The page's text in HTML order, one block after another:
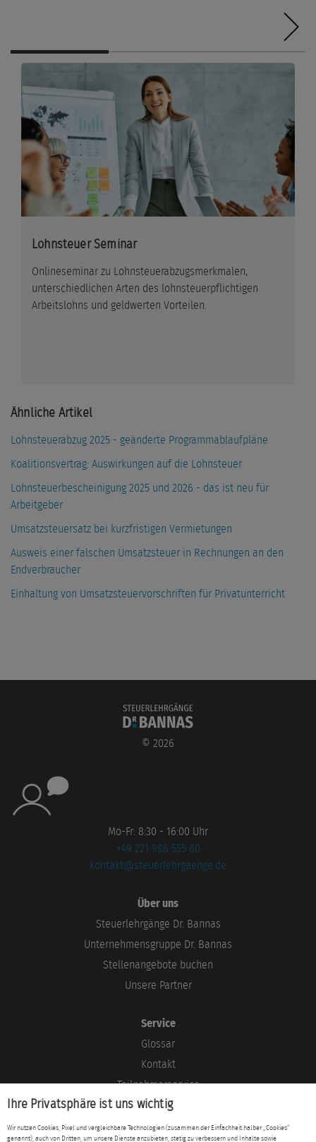
Lohnsteuer Seminar
Onlineseminar zu Lohnsteuerabzugsmerkmalen,
unterschiedlichen Arten des lohnsteuerpflichtigen
Arbeitslohns und geldwerten Vorteilen.
Ähnliche Artikel
Lohnsteuerabzug 2025 - geänderte Programmablaufpläne
Koalitionsvertrag: Auswirkungen auf die Lohnsteuer
Lohnsteuerbescheinigung 2025 und 2026 - das ist neu für
Arbeitgeber
Umsatzsteuersatz bei kurzfristigen Vermietungen
Ausweis einer falschen Umsatzsteuer in Rechnungen an den
Endverbraucher
Einhaltung von Umsatzsteuervorschriften für Privatunterricht
© 2026
Mo-Fr: 8:30 - 16:00 Uhr
+49 221 986 555 80
kontakt@steuerlehrgaenge.de
Über uns
Steuerlehrgänge Dr. Bannas
Unternehmensgruppe Dr. Bannas
Stellenangebote buchen
Unsere Partner
Service
Glossar
Kontakt
Teilnehmerservice
Blog
Ihre Privatsphäre ist uns wichtig
Wir nutzen Cookies, Pixel und vergleichbare Technologien (zusammen der Einfachheit halber „Cookies“
genannt), auch von Dritten, um unsere Dienste anzubieten, stetig zu verbessern und Inhalte sowie